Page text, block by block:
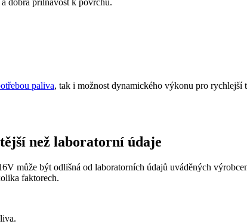
paliva, tak i možnost dynamického výkonu pro
než laboratorní údaje
může být odlišná od laboratorních údajů uváděných
faktorech.